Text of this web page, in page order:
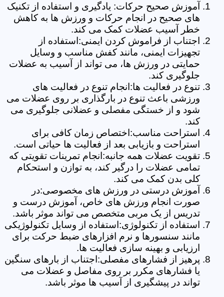
آموزش صحیح حرکات: یادگیری و استفاده از تکنیک
های صحیح در انجام حرکات و ورزش ها به کاهش
خطر آسیب عضلات کمک می کند.
اجتناب از فراموش کردن ایمنی:استفاده از
تجهیزات ایمنی، مانند کفش مناسب و وسایل
حمایتی در ورزش ها، می تواند از آسیب به عضلات
جلوگیری کند.
تنوع در فعالیت ها:انجام تنوع در فعالیت های
ورزشی باعث تنوع در بارگذاری بر روی عضلات می
شود و از خستگی مفصلی و عضلانی جلوگیری می
کند.
استراحت مناسب:اختصاص زمان کافی برای
استراحت و بازیابی بعد از فعالیت ها حیاتی است.
تقویت عضلات همه جانبه:انجام تمرینات تقویتی که
تمامی عضلات را درگیر کند، به توازن و استحکام
کلی بدن کمک می کند.
آموزش درستی در ورزش های مخصوصی:در
صورت انجام ورزش های خاص، آموزش درست و
تدریس از یک مربی متخصص می تواند موثر باشد.
استفاده از تکنولوژی:استفاده از وسایل تکنولوژیکی
مانند سنسورها و نرم افزارهای ضبط حرکت برای
ارزیابی و بهینه سازی فعالیت ها.
پرهیز از فشارهای مفصلی:اجتناب از بارهای سنگین
یا فشارهای مکرر بر روی مفاصل و عضلات می
تواند در پیشگیری از آسیب ها موثر باشد.